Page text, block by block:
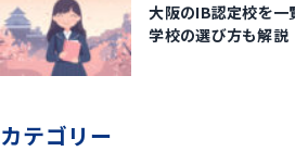
大阪のIB認定校を一
学校の選び方も解説
カテゴリー